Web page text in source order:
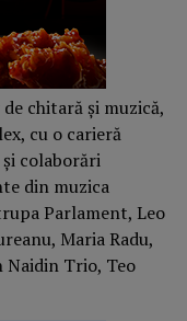
chitară și muzică,
cu o carieră
colaborări
din muzica
Parlament, Leo
Maria Radu,
Naidin Trio, Teo